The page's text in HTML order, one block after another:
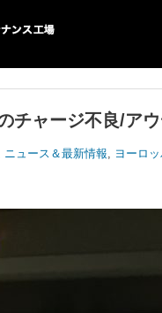
工場
チャージ不良/ア
ニュース＆最新情報, ヨーロ